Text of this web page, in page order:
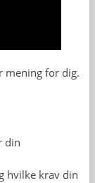
mening for dig.
din
hvilke krav din